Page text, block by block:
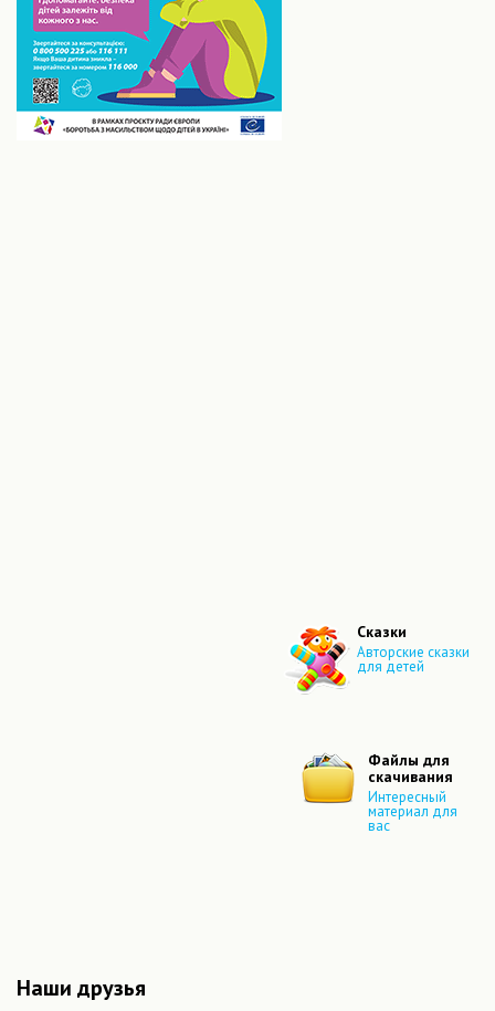
Сказки
Авторские сказки
для детей
Файлы для
скачивания
Интересный
материал для
вас
Наши друзья